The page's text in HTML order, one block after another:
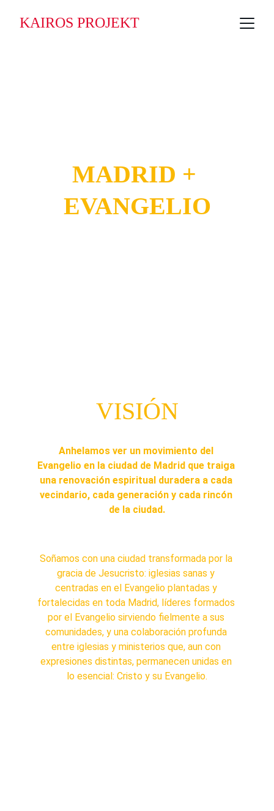
KAIROS PROJEKT
MADRID +
EVANGELIO
VISIÓN
Anhelamos ver un movimiento del
Evangelio en la ciudad de Madrid que traiga
una renovación espiritual duradera a cada
vecindario, cada generación y cada rincón
de la ciudad.
Soñamos con una ciudad transformada por la
gracia de Jesucristo: iglesias sanas y
centradas en el Evangelio plantadas y
fortalecidas en toda Madrid, líderes formados
por el Evangelio sirviendo fielmente a sus
comunidades, y una colaboración profunda
entre iglesias y ministerios que, aun con
expresiones distintas, permanecen unidas en
lo esencial: Cristo y su Evangelio.